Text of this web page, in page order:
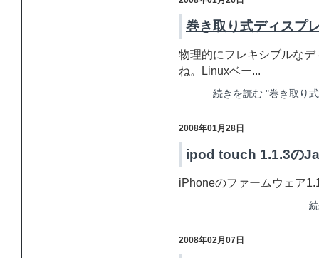
巻き取り式ディスプ
物理的にフレキシブルな
ね。Linuxベー...
続きを読む "巻き取り
2008年01月28日
ipod touch 1.1.3の
iPhoneのファームウェア
2008年02月07日